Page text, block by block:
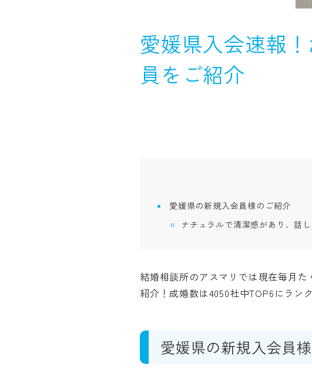
愛媛県入会速報
員をご紹介
愛媛県の新規入会員様のご紹介
ナチュラルで清潔感があり、話
結婚相談所のアスマリでは現在毎月
紹介！成婚数は4050社中TOP6にラン
愛媛県の新規入会員